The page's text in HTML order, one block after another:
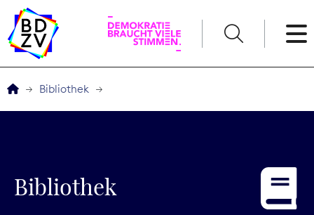
Service
Bibliothek
Bibliothek